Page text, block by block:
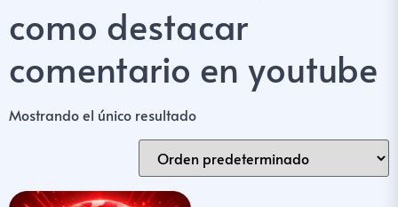
como destacar
comentario en youtube
Mostrando el único resultado